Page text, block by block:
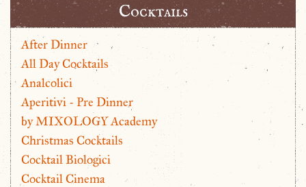
Cocktails
After Dinner
All Day Cocktails
Analcolici
Aperitivi - Pre Dinner
by MIXOLOGY Academy
Christmas Cocktails
Cocktail Biologici
Cocktail Cinema